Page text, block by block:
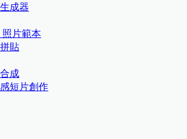
成器
照片範本
貼
成
短片創作